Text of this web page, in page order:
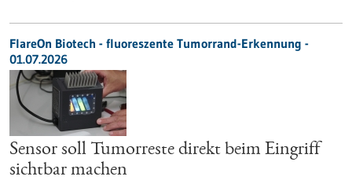
FlareOn Biotech - fluoreszente Tumorrand-Erkennung -
01.07.2026
Sensor soll Tumorreste direkt beim Eingriff
sichtbar machen